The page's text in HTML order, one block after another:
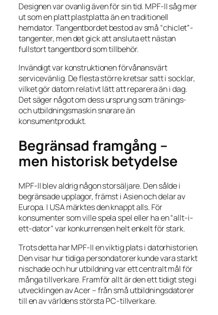
Designen var ovanlig även för sin tid. MPF-II såg mer
ut som en platt plastplatta än en traditionell
hemdator. Tangentbordet bestod av små “chiclet”-
tangenter, men det gick att ansluta ett nästan
fullstort tangentbord som tillbehör.
Invändigt var konstruktionen förvånansvärt
servicevänlig. De flesta större kretsar satt i socklar,
vilket gör datorn relativt lätt att reparera än i dag.
Det säger något om dess ursprung som tränings-
och utbildningsmaskin snarare än
konsumentprodukt.
Begränsad framgång –
men historisk betydelse
MPF-II blev aldrig någon storsäljare. Den sålde i
begränsade upplagor, främst i Asien och delar av
Europa. I USA märktes den knappt alls. För
konsumenter som ville spela spel eller ha en “allt-i-
ett-dator” var konkurrensen helt enkelt för stark.
Trots detta har MPF-II en viktig plats i datorhistorien.
Den visar hur tidiga persondatorer kunde vara starkt
nischade och hur utbildning var ett centralt mål för
många tillverkare. Framför allt är den ett tidigt steg i
utvecklingen av Acer – från små utbildningsdatorer
till en av världens största PC-tillverkare.